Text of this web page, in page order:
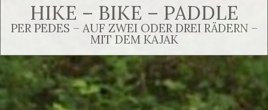
HIKE – BIKE – PADDLE
PER PEDES – AUF ZWEI ODER DREI RÄDERN –
MIT DEM KAJAK